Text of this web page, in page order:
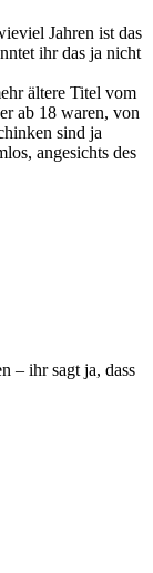
Jahren ist das
ihr das ja nicht
ältere Titel vom
ab 18 waren, von
sind ja
angesichts des
– ihr sagt ja, dass